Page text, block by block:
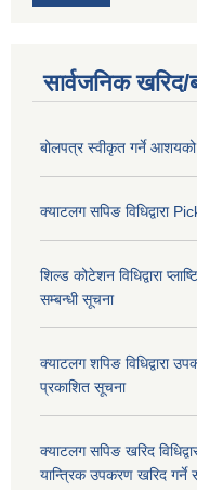
सार्वजनिक
बोलपत्र स्वीकृत गर्ने
क्याटलग सपिङ विधिद्वारा
शिल्ड कोटेशन विधिद्वारा
सम्बन्धी सूचना
क्याटलग शपिङ विधिद्वारा
प्रकाशित सूचना
क्याटलग सपिङ खरिद
यान्त्रिक उपकरण खरिद गर्ने